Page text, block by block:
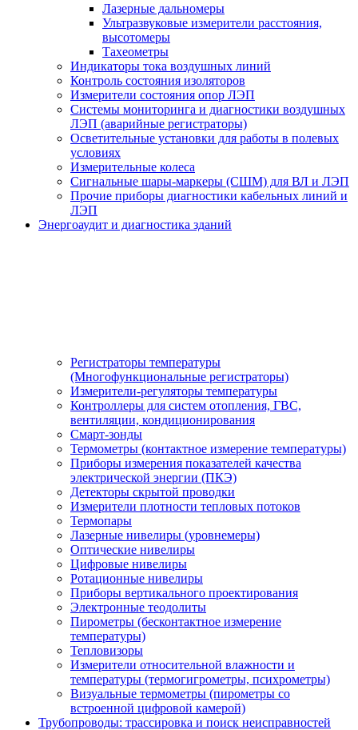
Лазерные дальномеры
Ультразвуковые измерители расстояния,
высотомеры
Тахеометры
Индикаторы тока воздушных линий
Контроль состояния изоляторов
Измерители состояния опор ЛЭП
Системы мониторинга и диагностики воздушных
ЛЭП (аварийные регистраторы)
Осветительные установки для работы в полевых
условиях
Измерительные колеса
Сигнальные шары-маркеры (СШМ) для ВЛ и ЛЭП
Прочие приборы диагностики кабельных линий и
ЛЭП
Энергоаудит и диагностика зданий
Регистраторы температуры
(Многофункциональные регистраторы)
Измерители-регуляторы температуры
Контроллеры для систем отопления, ГВС,
вентиляции, кондиционирования
Смарт-зонды
Термометры (контактное измерение температуры)
Приборы измерения показателей качества
электрической энергии (ПКЭ)
Детекторы скрытой проводки
Измерители плотности тепловых потоков
Термопары
Лазерные нивелиры (уровнемеры)
Оптические нивелиры
Цифровые нивелиры
Ротационные нивелиры
Приборы вертикального проектирования
Электронные теодолиты
Пирометры (бесконтактное измерение
температуры)
Тепловизоры
Измерители относительной влажности и
температуры (термогигрометры, психрометры)
Визуальные термометры (пирометры со
встроенной цифровой камерой)
Трубопроводы: трассировка и поиск неисправностей